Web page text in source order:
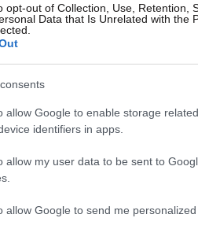
opt-out of Collection, Use, Retention,
Data that Is Unrelated with the
allow Google to enable storage
identifiers in apps.
allow my user data to be sent to
allow Google to send me personalized
μετά την έγκριση της
με 15 ευρώ και χρήση του